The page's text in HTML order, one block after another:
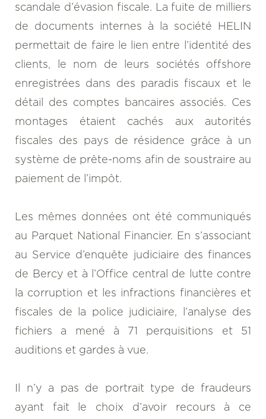
scandale d’évasion fiscale. La fuite de milliers
de documents internes à la société HELIN
permettait de faire le lien entre l’identité des
clients, le nom de leurs sociétés offshore
enregistrées dans des paradis fiscaux et le
détail des comptes bancaires associés. Ces
montages étaient cachés aux autorités
fiscales des pays de résidence grâce à un
système de prête-noms afin de soustraire au
paiement de l’impôt.
Les mêmes données ont été communiqués
au Parquet National Financier. En s’associant
au Service d’enquête judiciaire des finances
de Bercy et à l’Office central de lutte contre
la corruption et les infractions financières et
fiscales de la police judiciaire, l’analyse des
fichiers a mené à 71 perquisitions et 51
auditions et gardes à vue.
Il n’y a pas de portrait type de fraudeurs
ayant fait le choix d’avoir recours à ce